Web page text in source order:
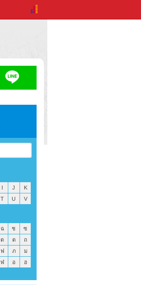
I J
K
T U
V
ฉ ช
ซ
ด ต
ถ
ฟ ภ
ม
ฬ อ ฮ